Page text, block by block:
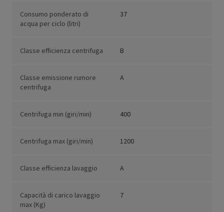
Consumo ponderato di
acqua per ciclo (litri)
37
Classe efficienza centrifuga B
Classe emissione rumore
centrifuga
A
Centrifuga min (giri/min) 400
Centrifuga max (giri/min) 1200
Classe efficienza lavaggio A
Capacità di carico lavaggio
max (Kg)
7